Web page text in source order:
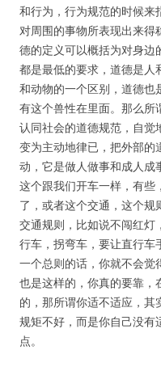
和行为，行为规范的时候来
对周围的事物所表现出来得
德的定义可以概括为对身边
都是最低的要求，道德是人
和动物的一个区别，道德也
有这个兽性在里面。那么所
认同社会的道德规范，自觉
变为主动地律已，把外部的
动，它是做人做事和成人成
这个跟我们开车一样，有些
了，或者这个交通，这个
交通规则，比如说不闯红灯
行车，拐弯车，要让直行车
一个总则的话，你就不会觉
也是这样的，你真的要靠，
的，那所谓你适不适应，
规矩不好，而是你自己没有
点。